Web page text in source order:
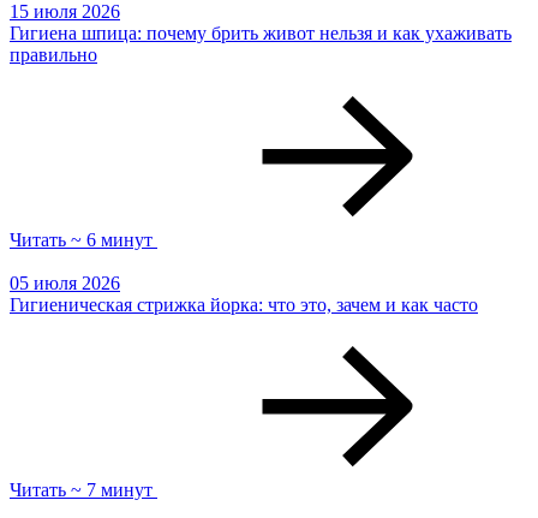
15 июля 2026
Гигиена шпица: почему брить живот нельзя и как ухаживать
правильно
Читать ~ 6 минут
05 июля 2026
Гигиеническая стрижка йорка: что это, зачем и как часто
Читать ~ 7 минут